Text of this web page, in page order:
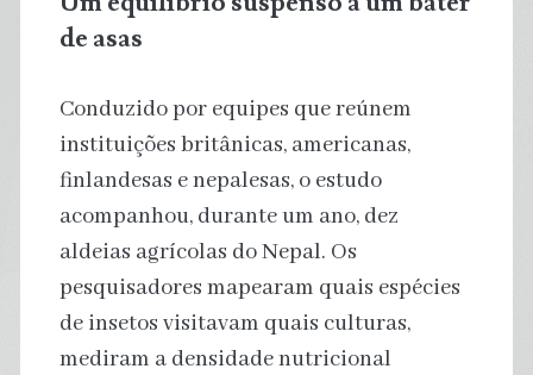
de asas
Conduzido por equipes que reúnem
instituições britânicas, americanas,
finlandesas e nepalesas, o estudo
acompanhou, durante um ano, dez
aldeias agrícolas do Nepal. Os
pesquisadores mapearam quais espécies
de insetos visitavam quais culturas,
mediram a densidade nutricional